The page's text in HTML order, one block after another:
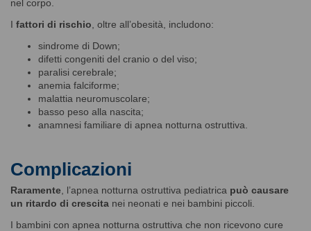
nel corpo.
I fattori di rischio , oltre all’obesità, includono:
sindrome di Down;
difetti congeniti del cranio o del viso;
paralisi cerebrale;
anemia falciforme;
malattia neuromuscolare;
basso peso alla nascita;
anamnesi familiare di apnea notturna ostruttiva.
Complicazioni
Raramente , l’apnea notturna ostruttiva pediatrica può causare
un ritardo di crescita nei neonati e nei bambini piccoli.
I bambini con apnea notturna ostruttiva che non ricevono cure